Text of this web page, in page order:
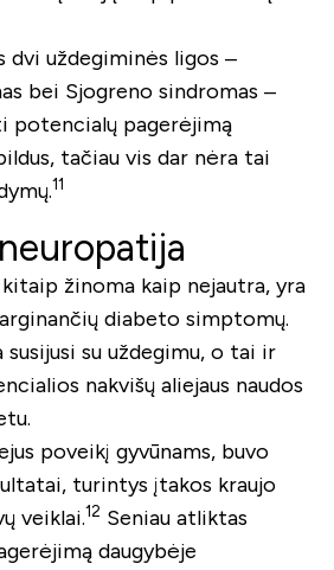
dvi uždegiminės ligos –
bei Sjogreno sindromas –
potencialų pagerėjimą
tačiau vis dar nėra tai
11
žinoma kaip nejautra, yra
diabeto simptomų.
susijusi su uždegimu, o tai ir
nakvišų aliejaus naudos
poveikį gyvūnams, buvo
turintys įtakos kraujo
veiklai.12 Seniau atliktas
daugybėje